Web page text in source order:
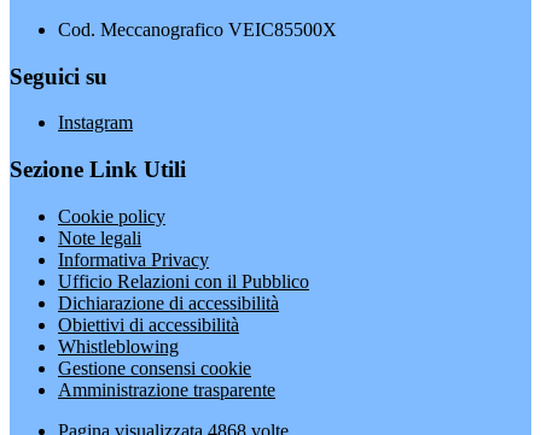
Cod. Meccanografico VEIC85500X
Seguici su
Instagram
Sezione Link Utili
Cookie policy
Note legali
Informativa Privacy
Ufficio Relazioni con il Pubblico
Dichiarazione di accessibilità
Obiettivi di accessibilità
Whistleblowing
Gestione consensi cookie
Amministrazione trasparente
Pagina visualizzata 4868 volte